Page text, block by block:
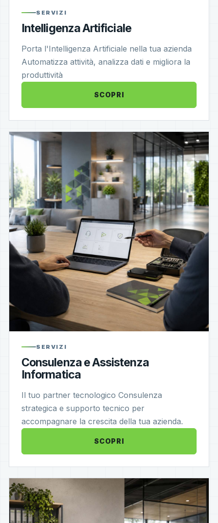
SERVIZI
Intelligenza Artificiale
Porta l'Intelligenza Artificiale nella tua azienda
Automatizza attività, analizza dati e migliora la
produttività
SCOPRI
SERVIZI
Consulenza e Assistenza
Informatica
Il tuo partner tecnologico Consulenza
strategica e supporto tecnico per
accompagnare la crescita della tua azienda.
SCOPRI